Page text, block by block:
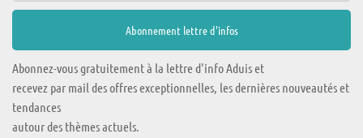
Abonnez-vous gratuitement à la lettre d'info Aduis et
recevez par mail des offres exceptionnelles, les dernières nouveautés et
tendances
autour des thèmes actuels.